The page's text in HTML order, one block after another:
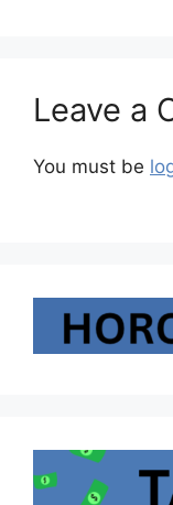
Leave a
You must be